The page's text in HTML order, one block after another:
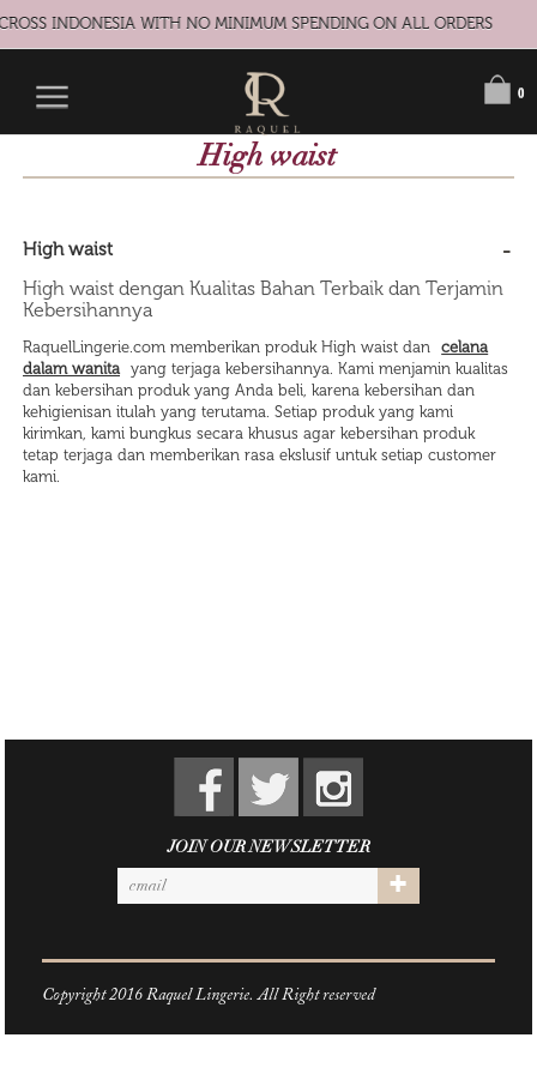
INDONESIA WITH NO MINIMUM SPENDING ON ALL ORDERS
0
High waist
High waist
High waist dengan Kualitas Bahan Terbaik dan Terjamin
Kebersihannya
RaquelLingerie.com memberikan produk High waist dan
celana
dalam wanita yang terjaga kebersihannya. Kami menjamin kualitas
dan kebersihan produk yang Anda beli, karena kebersihan dan
kehigienisan itulah yang terutama. Setiap produk yang kami
kirimkan, kami bungkus secara khusus agar kebersihan produk
tetap terjaga dan memberikan rasa ekslusif untuk setiap customer
kami.
JOIN OUR NEWSLETTER
Copyright 2016 Raquel Lingerie. All Right reserved